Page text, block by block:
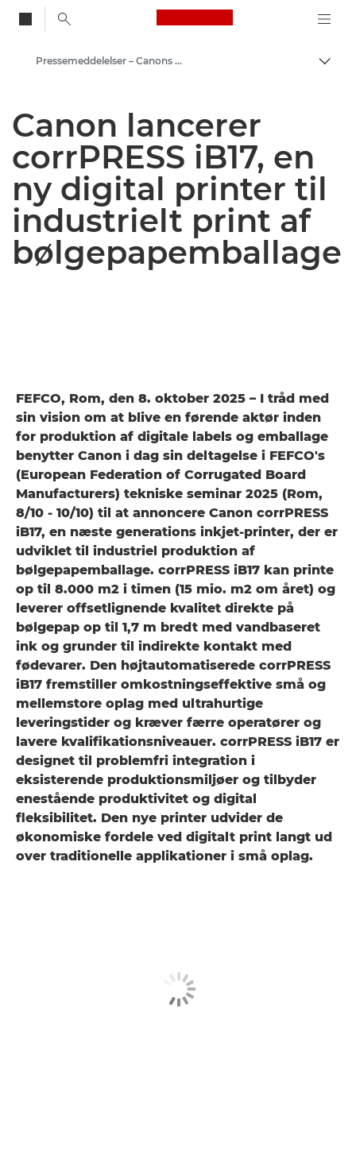
Canon Logo, back
Skift
Presse
Pressemeddelelser – Canons pressecenter
Canon lancerer
corrPRESS iB17, en
ny digital printer til
industrielt print af
bølgepapemballage
FEFCO, Rom, den 8. oktober 2025 – I tråd med
sin vision om at blive en førende aktør inden
for produktion af digitale labels og emballage
benytter Canon i dag sin deltagelse i FEFCO's
(European Federation of Corrugated Board
Manufacturers) tekniske seminar 2025 (Rom,
8/10 - 10/10) til at annoncere Canon corrPRESS
iB17, en næste generations inkjet-printer, der er
udviklet til industriel produktion af
bølgepapemballage. corrPRESS iB17 kan printe
op til 8.000 m2 i timen (15 mio. m2 om året) og
leverer offsetlignende kvalitet direkte på
bølgepap op til 1,7 m bredt med vandbaseret
ink og grunder til indirekte kontakt med
fødevarer. Den højtautomatiserede corrPRESS
iB17 fremstiller omkostningseffektive små og
mellemstore oplag med ultrahurtige
leveringstider og kræver færre operatører og
lavere kvalifikationsniveauer. corrPRESS iB17 er
designet til problemfri integration i
eksisterende produktionsmiljøer og tilbyder
enestående produktivitet og digital
fleksibilitet. Den nye printer udvider de
økonomiske fordele ved digitalt print langt ud
over traditionelle applikationer i små oplag.